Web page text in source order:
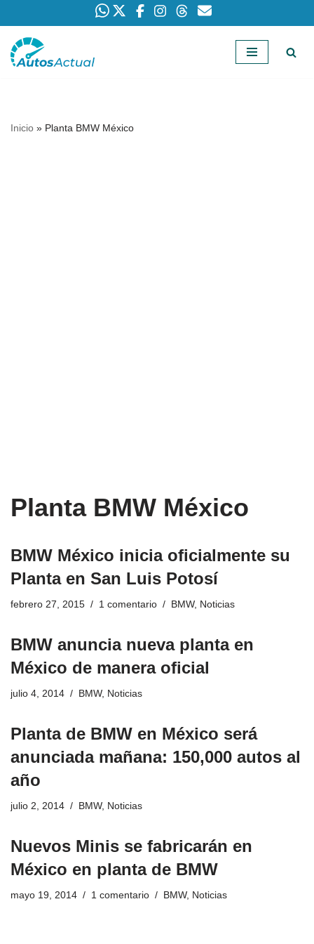
Saltar
Inicio » Planta BMW México
Planta BMW México
BMW México inicia oficialmente su
Planta en San Luis Potosí
febrero 27, 2015 1 comentario BMW, Noticias
BMW anuncia nueva planta en
México de manera oficial
julio 4, 2014 BMW, Noticias
Planta de BMW en México será
anunciada mañana: 150,000 autos al
año
julio 2, 2014 BMW, Noticias
Nuevos Minis se fabricarán en
México en planta de BMW
mayo 19, 2014 1 comentario BMW, Noticias